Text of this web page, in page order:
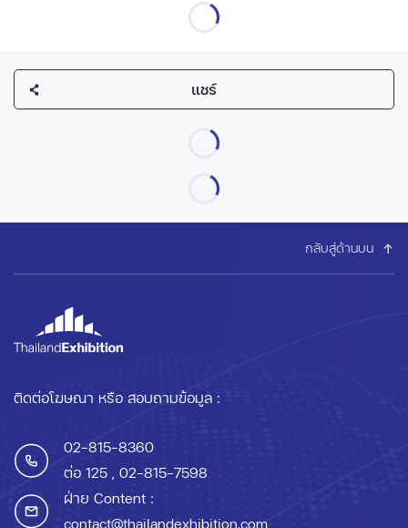
แชร์
กลับสู่ด้านบน
ติดต่อโฆษณา หรือ สอบถามข้อมูล :
02-815-8360
ต่อ 125 , 02-815-7598
ฝ่าย Content :
contact@thailandexhibition.com